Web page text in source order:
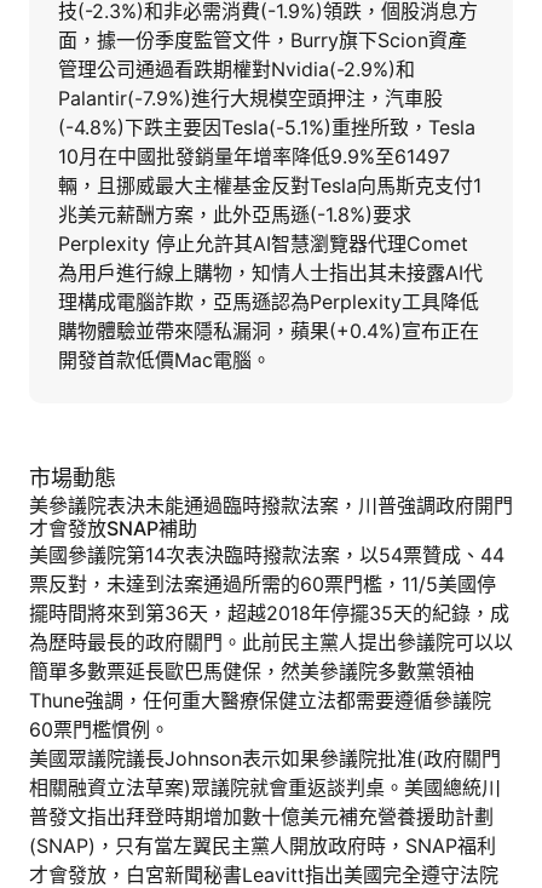
技(-2.3%)和非必需消費(-1.9%)領跌，個股消息方
面，據一份季度監管文件，Burry旗下Scion資產
管理公司通過看跌期權對Nvidia(-2.9%)和
Palantir(-7.9%)進行大規模空頭押注，汽車股
(-4.8%)下跌主要因Tesla(-5.1%)重挫所致，Tesla
10月在中國批發銷量年增率降低9.9%至61497
輛，且挪威最大主權基金反對Tesla向馬斯克支付1
兆美元薪酬方案，此外亞馬遜(-1.8%)要求
Perplexity 停止允許其AI智慧瀏覽器代理Comet
為用戶進行線上購物，知情人士指出其未接露AI代
理構成電腦詐欺，亞馬遜認為Perplexity工具降低
購物體驗並帶來隱私漏洞，蘋果(+0.4%)宣布正在
開發首款低價Mac電腦。
市場動態
美參議院表決未能通過臨時撥款法案，川普強調政府開門
才會發放SNAP補助
美國參議院第14次表決臨時撥款法案，以54票贊成、44
票反對，未達到法案通過所需的60票門檻，11/5美國停
擺時間將來到第36天，超越2018年停擺35天的紀錄，成
為歷時最長的政府關門。此前民主黨人提出參議院可以以
簡單多數票延長歐巴馬健保，然美參議院多數黨領袖
Thune強調，任何重大醫療保健立法都需要遵循參議院
60票門檻慣例。
美國眾議院議長Johnson表示如果參議院批准(政府關門
相關融資立法草案)眾議院就會重返談判桌。美國總統川
普發文指出拜登時期增加數十億美元補充營養援助計劃
(SNAP)，只有當左翼民主黨人開放政府時，SNAP福利
才會發放，白宮新聞秘書Leavitt指出美國完全遵守法院